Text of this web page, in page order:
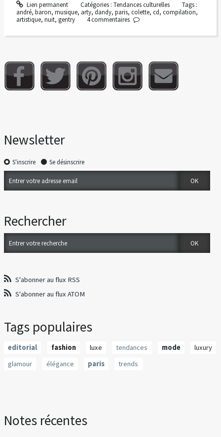
Lien permanent Catégories : Tendances culturelles
Tags :
andré, baron, musique, arty, dandy, paris, colette, cd, compilation,
artistique, nuit, gentry 4commentaires
Newsletter
S'inscrire Se désinscrire
Rechercher
S'abonner au flux RSS
S'abonner au flux ATOM
Tags populaires
editorial fashion luxe tendances mode
luxury
glamour
élégance paris trends
Notes récentes